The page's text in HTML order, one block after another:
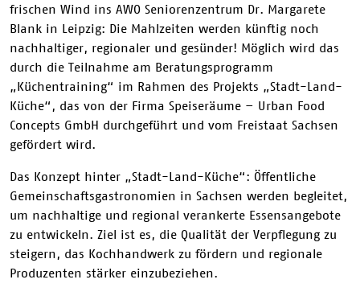
frischen Wind ins AWO Seniorenzentrum Dr. Margarete
Blank in Leipzig: Die Mahlzeiten werden künftig noch
nachhaltiger, regionaler und gesünder! Möglich wird das
durch die Teilnahme am Beratungsprogramm
„Küchentraining“ im Rahmen des Projekts „Stadt-Land-
Küche“, das von der Firma Speiseräume – Urban Food
Concepts GmbH durchgeführt und vom Freistaat Sachsen
gefördert wird.
Das Konzept hinter „Stadt-Land-Küche“: Öffentliche
Gemeinschaftsgastronomien in Sachsen werden begleitet,
um nachhaltige und regional verankerte Essensangebote
zu entwickeln. Ziel ist es, die Qualität der Verpflegung zu
steigern, das Kochhandwerk zu fördern und regionale
Produzenten stärker einzubeziehen.